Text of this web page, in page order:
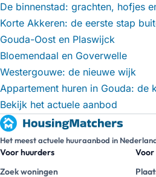
De binnenstad: grachten, hofjes
Korte Akkeren: de eerste stap
Gouda-Oost en Plaswijck
Bloemendaal en Goverwelle
Westergouwe: de nieuwe wijk
Appartement huren in Gouda: de
Bekijk het actuele aanbod
Het meest actuele huuraanbod in
Voor huurders
Zoek woningen
Voor